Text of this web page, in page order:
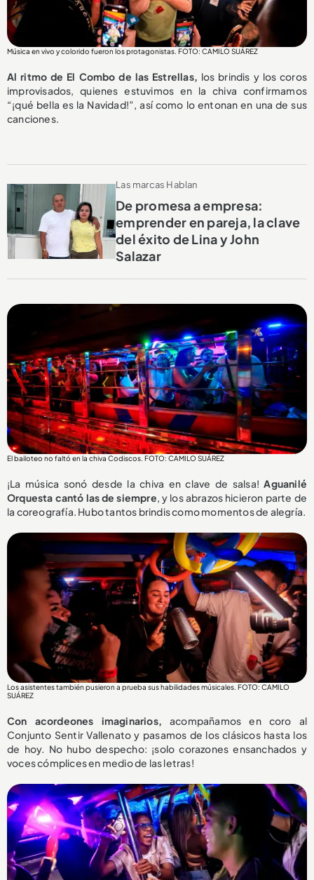
Música en vivo y colorido fueron los protagonistas. FOTO: CAMILO SUÁREZ
Al ritmo de El Combo de las Estrellas, los brindis y los coros
improvisados, quienes estuvimos en la chiva confirmamos
“¡qué bella es la Navidad!”, así como lo entonan en una de sus
canciones.
Las marcas Hablan
De promesa a empresa:
emprender en pareja, la clave
del éxito de Lina y John
Salazar
El bailoteo no faltó en la chiva Codiscos. FOTO: CAMILO SUÁREZ
¡La música sonó desde la chiva en clave de salsa!Aguanilé
Orquesta cantó las de siempre, y los abrazos hicieron parte de
la coreografía. Hubo tantos brindis como momentos de alegría.
Los asistentes también pusieron a prueba sus habilidades músicales. FOTO: CAMILO
SUÁREZ
Con acordeones imaginarios,acompañamos en coro al
Conjunto Sentir Vallenato y pasamos de los clásicos hasta los
de hoy. No hubo despecho: ¡solo corazones ensanchados y
voces cómplices en medio de las letras!